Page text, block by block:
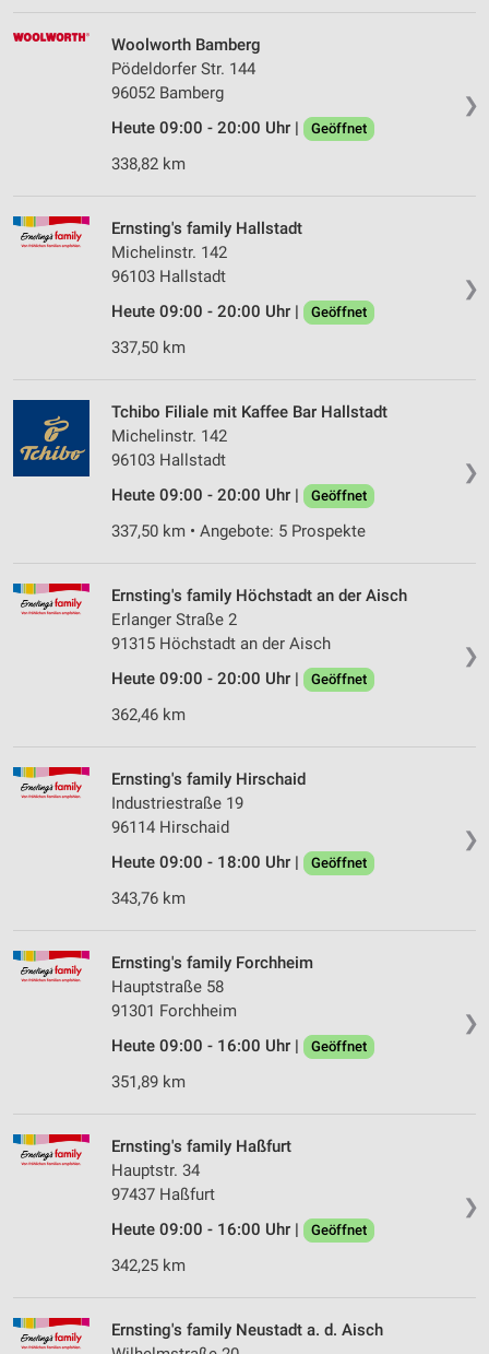
❯
Woolworth Bamberg
Pödeldorfer Str. 144
96052 Bamberg
Heute 09:00 - 20:00 Uhr |
Geöffnet
338,82 km
❯
Ernsting's family Hallstadt
Michelinstr. 142
96103 Hallstadt
Heute 09:00 - 20:00 Uhr |
Geöffnet
337,50 km
❯
Tchibo Filiale mit Kaffee Bar Hallstadt
Michelinstr. 142
96103 Hallstadt
Heute 09:00 - 20:00 Uhr |
Geöffnet
337,50 km • Angebote: 5 Prospekte
❯
Ernsting's family Höchstadt an der Aisch
Erlanger Straße 2
91315 Höchstadt an der Aisch
Heute 09:00 - 20:00 Uhr |
Geöffnet
362,46 km
❯
Ernsting's family Hirschaid
Industriestraße 19
96114 Hirschaid
Heute 09:00 - 18:00 Uhr |
Geöffnet
343,76 km
❯
Ernsting's family Forchheim
Hauptstraße 58
91301 Forchheim
Heute 09:00 - 16:00 Uhr |
Geöffnet
351,89 km
❯
Ernsting's family Haßfurt
Hauptstr. 34
97437 Haßfurt
Heute 09:00 - 16:00 Uhr |
Geöffnet
342,25 km
Ernsting's family Neustadt a. d. Aisch